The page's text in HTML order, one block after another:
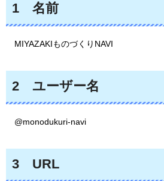
1 名前
MIYAZAKIものづくりNAVI
2 ユーザー名
@monodukuri-navi
3 URL